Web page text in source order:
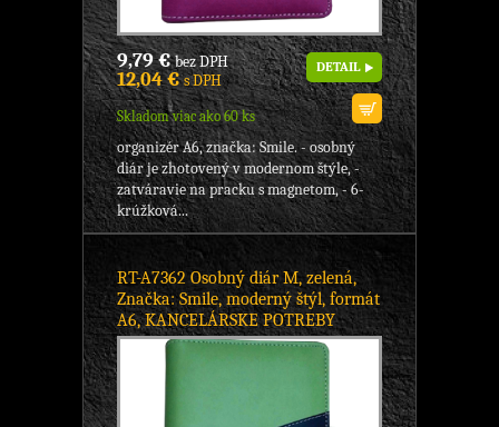
9,79 €bez DPH
12,04 €s DPH
Skladom viac ako 60 ks
DETAIL
organizér A6, značka: Smile. - osobný
diár je zhotovený v modernom štýle, -
zatváravie na pracku s magnetom, - 6-
krúžková...
RT-A7362 Osobný diár M, zelená,
Značka: Smile, moderný štýl, formát
A6, KANCELÁRSKE POTREBY